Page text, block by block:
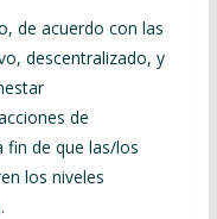
de acuerdo con las
descentralizado, y
de
fin de que las/los
los niveles